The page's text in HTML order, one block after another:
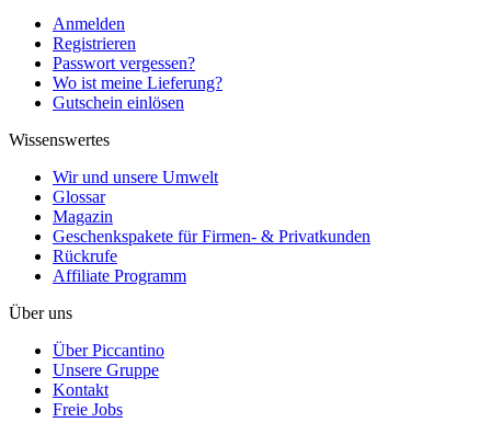
Anmelden
Registrieren
Passwort vergessen?
Wo ist meine Lieferung?
Gutschein einlösen
Wissenswertes
Wir und unsere Umwelt
Glossar
Magazin
Geschenkspakete für Firmen- & Privatkunden
Rückrufe
Affiliate Programm
Über uns
Über Piccantino
Unsere Gruppe
Kontakt
Freie Jobs